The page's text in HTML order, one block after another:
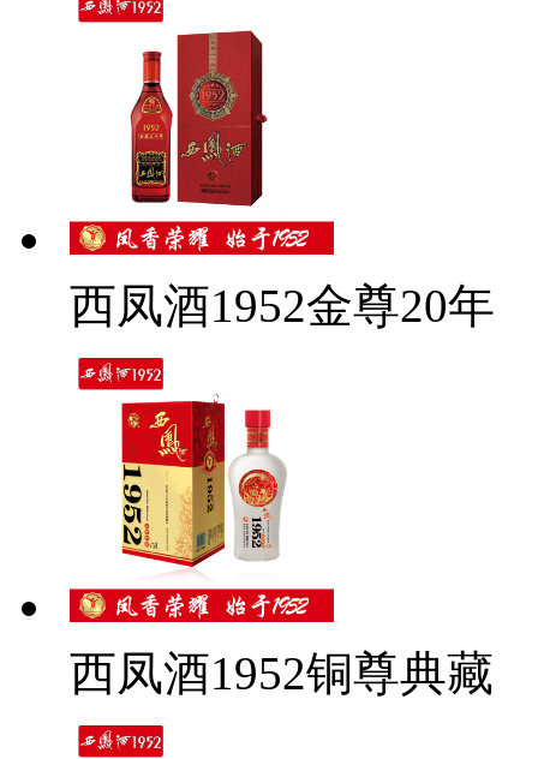
西凤酒1952金尊20年
西凤酒1952铜尊典藏